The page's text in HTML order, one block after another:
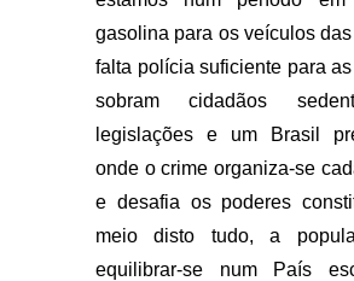
gasolina para os veículos
falta polícia suficiente para
sobram cidadãos
legislações e um Brasil
onde o crime organiza-se
e desafia os poderes
meio disto tudo, a
equilibrar-se num País